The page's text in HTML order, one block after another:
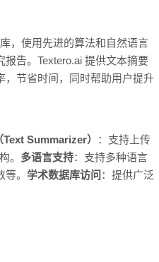
，使用先进的算法和自然语言
告。Textero.ai 提供文本摘要
，节省时间，同时帮助用户提升
Summarizer）
：支持上传
。 多语言支持：支持多种语言
。 学术数据库访问 ：提供广泛